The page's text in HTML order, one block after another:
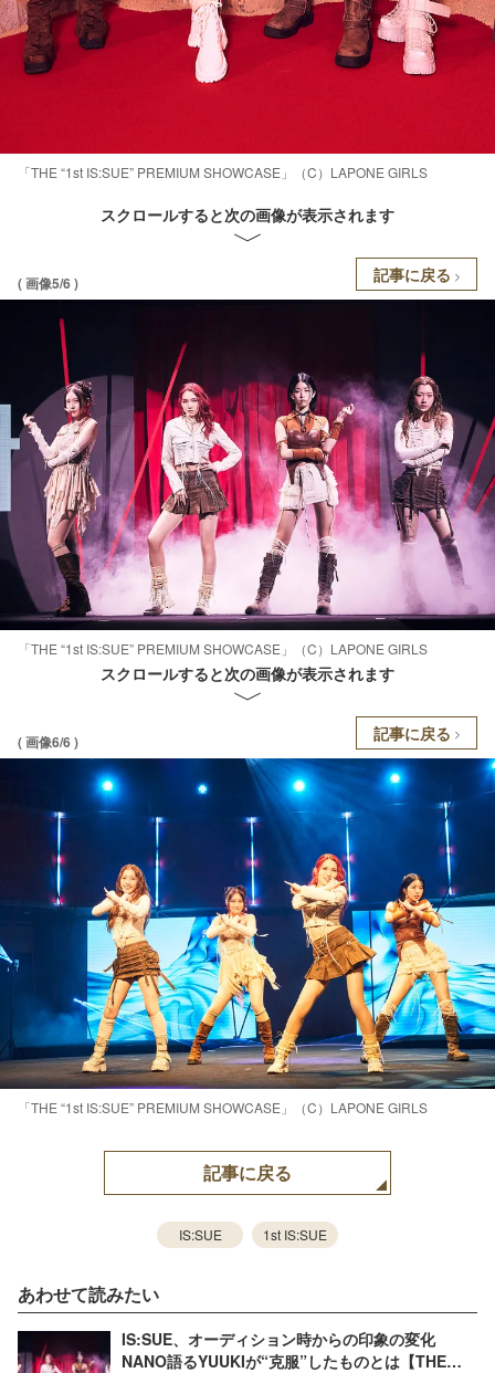
「THE “1st IS:SUE” PREMIUM SHOWCASE」（C）LAPONE GIRLS
スクロールすると次の画像が表示されます
( 画像5/6 ) 記事に戻る
「THE “1st IS:SUE” PREMIUM SHOWCASE」（C）LAPONE GIRLS
スクロールすると次の画像が表示されます
( 画像6/6 ) 記事に戻る
「THE “1st IS:SUE” PREMIUM SHOWCASE」（C）LAPONE GIRLS
記事に戻る
IS:SUE 1st IS:SUE
あわせて読みたい
IS:SUE、オーディション時からの印象の変化
NANO語るYUUKIが“克服”したものとは【THE